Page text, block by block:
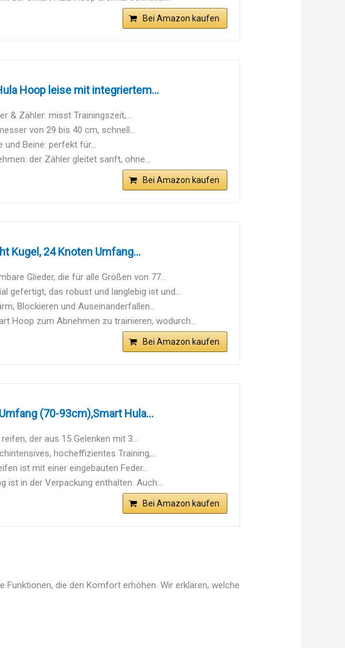
Bei Amazon kaufen
Hoop leise mit integriertem...
& Zähler: misst Trainingszeit,...
von 29 bis 40 cm, schnell...
und Beine: perfekt für...
der Zähler gleitet sanft, ohne...
Bei Amazon kaufen
Kugel, 24 Knoten Umfang...
Glieder, die für alle Größen von 77...
gefertigt, das robust und langlebig ist und...
Blockieren und Auseinanderfallen...
Hoop zum Abnehmen zu trainieren, wodurch...
Bei Amazon kaufen
(70-93cm),Smart Hula...
der aus 15 Gelenken mit 3...
hocheffizientes Training,...
ist mit einer eingebauten Feder...
ist in der Verpackung enthalten. Auch...
Bei Amazon kaufen
die den Komfort erhöhen. Wir erklären, welche